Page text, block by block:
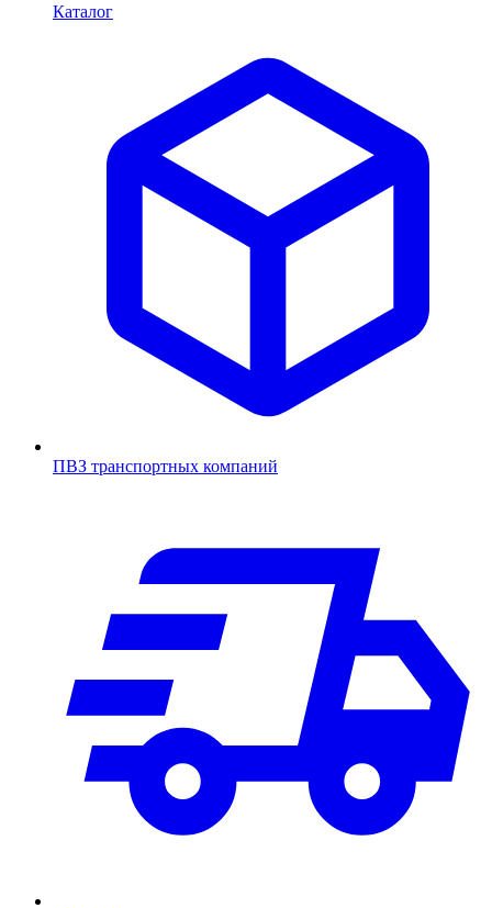
Каталог
ПВЗ транспортных компаний